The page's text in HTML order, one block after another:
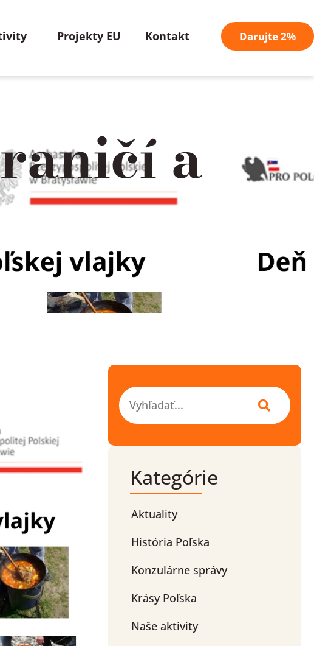
Projekty EU Kontakt Darujte 2%
a
Vyhľadať
Kategórie
Aktuality
História Poľska
Konzulárne správy
Krásy Poľska
Naše aktivity